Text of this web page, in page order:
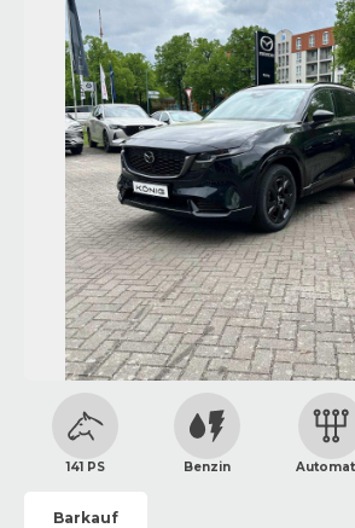
141 PS Benzin
Barkauf